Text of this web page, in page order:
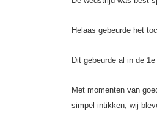
Helaas gebeurde het
Dit gebeurde al in de
Met momenten van
simpel intikken, wij